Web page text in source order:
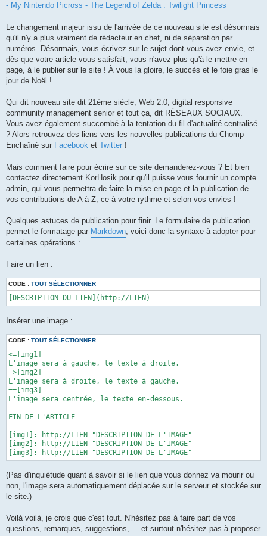
- My Nintendo Picross - The Legend of Zelda : Twilight Princess
Le changement majeur issu de l'arrivée de ce nouveau site est désormais
qu'il n'y a plus vraiment de rédacteur en chef, ni de séparation par
numéros. Désormais, vous écrivez sur le sujet dont vous avez envie, et
dès que votre article vous satisfait, vous n'avez plus qu'à le mettre en
page, à le publier sur le site ! À vous la gloire, le succès et le foie gras le
jour de Noël !
Qui dit nouveau site dit 21ème siècle, Web 2.0, digital responsive
community management senior et tout ça, dit RÉSEAUX SOCIAUX.
Vous avez également succombé à la tentation du fil d'actualité centralisé
? Alors retrouvez des liens vers les nouvelles publications du Chomp
Enchaîné sur Facebook et Twitter !
Mais comment faire pour écrire sur ce site demanderez-vous ? Et bien
contactez directement KorHosik pour qu'il puisse vous fournir un compte
admin, qui vous permettra de faire la mise en page et la publication de
vos contributions de A à Z, ce à votre rythme et selon vos envies !
Quelques astuces de publication pour finir. Le formulaire de publication
permet le formatage par Markdown, voici donc la syntaxe à adopter pour
certaines opérations :
Faire un lien :
CODE : TOUT SÉLECTIONNER
[DESCRIPTION DU LIEN](http://LIEN)
Insérer une image :
CODE : TOUT SÉLECTIONNER
<=[img1]
L'image sera à gauche, le texte à droite.
=>[img2]
L'image sera à droite, le texte à gauche.
==[img3]
L'image sera centrée, le texte en-dessous.
FIN DE L'ARTICLE
[img1]: http://LIEN "DESCRIPTION DE L'IMAGE"
[img2]: http://LIEN "DESCRIPTION DE L'IMAGE"
[img3]: http://LIEN "DESCRIPTION DE L'IMAGE"
(Pas d'inquiétude quant à savoir si le lien que vous donnez va mourir ou
non, l'image sera automatiquement déplacée sur le serveur et stockée sur
le site.)
Voilà voilà, je crois que c'est tout. N'hésitez pas à faire part de vos
questions, remarques, suggestions, ... et surtout n'hésitez pas à proposer